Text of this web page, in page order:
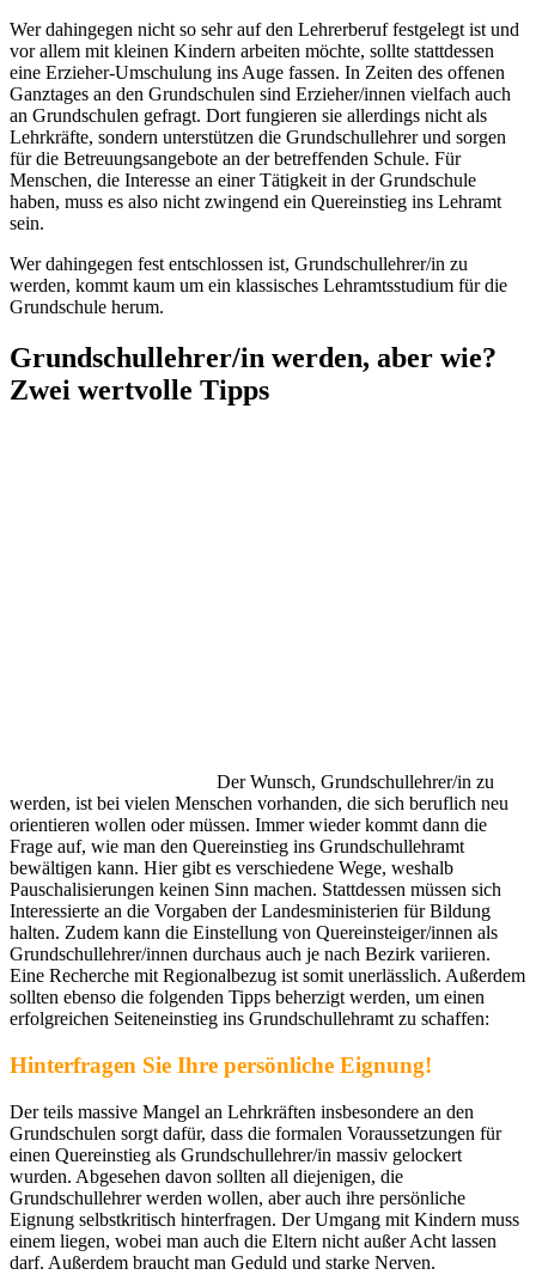
Wer dahingegen nicht so sehr auf den Lehrerberuf festgelegt ist und
vor allem mit kleinen Kindern arbeiten möchte, sollte stattdessen
eine Erzieher-Umschulung ins Auge fassen. In Zeiten des offenen
Ganztages an den Grundschulen sind Erzieher/innen vielfach auch
an Grundschulen gefragt. Dort fungieren sie allerdings nicht als
Lehrkräfte, sondern unterstützen die Grundschullehrer und sorgen
für die Betreuungsangebote an der betreffenden Schule. Für
Menschen, die Interesse an einer Tätigkeit in der Grundschule
haben, muss es also nicht zwingend ein Quereinstieg ins Lehramt
sein.
Wer dahingegen fest entschlossen ist, Grundschullehrer/in zu
werden, kommt kaum um ein klassisches Lehramtsstudium für die
Grundschule herum.
Grundschullehrer/in werden, aber wie?
Zwei wertvolle Tipps
Der Wunsch, Grundschullehrer/in zu
werden, ist bei vielen Menschen vorhanden, die sich beruflich neu
orientieren wollen oder müssen. Immer wieder kommt dann die
Frage auf, wie man den Quereinstieg ins Grundschullehramt
bewältigen kann. Hier gibt es verschiedene Wege, weshalb
Pauschalisierungen keinen Sinn machen. Stattdessen müssen sich
Interessierte an die Vorgaben der Landesministerien für Bildung
halten. Zudem kann die Einstellung von Quereinsteiger/innen als
Grundschullehrer/innen durchaus auch je nach Bezirk variieren.
Eine Recherche mit Regionalbezug ist somit unerlässlich. Außerdem
sollten ebenso die folgenden Tipps beherzigt werden, um einen
erfolgreichen Seiteneinstieg ins Grundschullehramt zu schaffen:
Hinterfragen Sie Ihre persönliche Eignung!
Der teils massive Mangel an Lehrkräften insbesondere an den
Grundschulen sorgt dafür, dass die formalen Voraussetzungen für
einen Quereinstieg als Grundschullehrer/in massiv gelockert
wurden. Abgesehen davon sollten all diejenigen, die
Grundschullehrer werden wollen, aber auch ihre persönliche
Eignung selbstkritisch hinterfragen. Der Umgang mit Kindern muss
einem liegen, wobei man auch die Eltern nicht außer Acht lassen
darf. Außerdem braucht man Geduld und starke Nerven.